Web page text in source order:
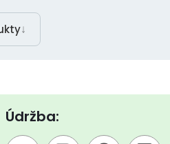
↓
Údržba: